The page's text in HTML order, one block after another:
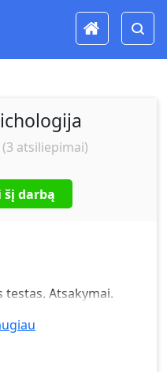
(3 atsiliepimai)
darbą
Atsakymai.